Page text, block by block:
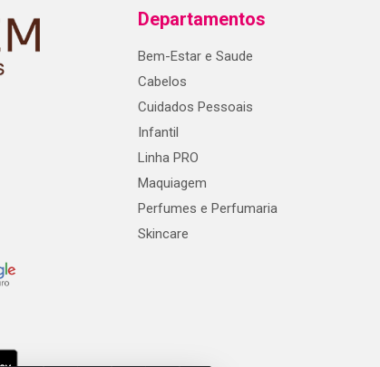
Departamentos
Bem-Estar e Saude
Cabelos
Cuidados Pessoais
Infantil
Linha PRO
Maquiagem
Perfumes e Perfumaria
Skincare